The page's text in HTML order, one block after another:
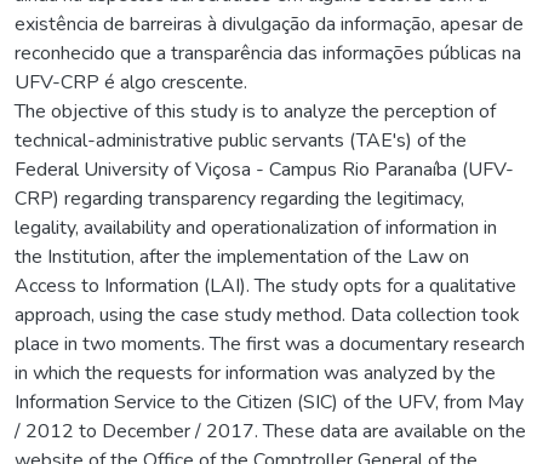
existência de barreiras à divulgação da informação, apesar de
reconhecido que a transparência das informações públicas na
UFV-CRP é algo crescente.
The objective of this study is to analyze the perception of
technical-administrative public servants (TAE's) of the
Federal University of Viçosa - Campus Rio Paranaíba (UFV-
CRP) regarding transparency regarding the legitimacy,
legality, availability and operationalization of information in
the Institution, after the implementation of the Law on
Access to Information (LAI). The study opts for a qualitative
approach, using the case study method. Data collection took
place in two moments. The first was a documentary research
in which the requests for information was analyzed by the
Information Service to the Citizen (SIC) of the UFV, from May
/ 2012 to December / 2017. These data are available on the